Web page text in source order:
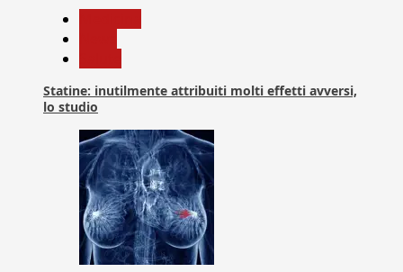
Statine: inutilmente attribuiti molti effetti avversi,
lo studio